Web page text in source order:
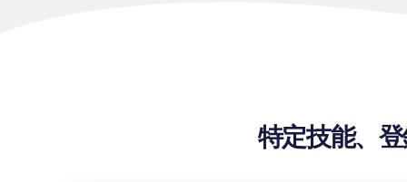
特定技能、